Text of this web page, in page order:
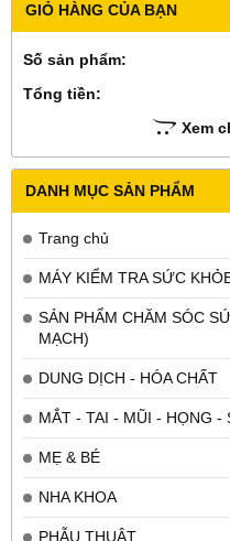
GIỎ HÀNG CỦA BẠN
Số sản phẩm:
Tổng tiền:
Xem
DANH MỤC SẢN PHẨM
Trang chủ
MÁY KIỂM TRA SỨC
SẢN PHẨM CHĂM SÓC
MẠCH)
DUNG DỊCH - HÓA CHẤT
MẮT - TAI - MŨI - HỌNG -
MẸ & BÉ
NHA KHOA
PHẪU THUẬT